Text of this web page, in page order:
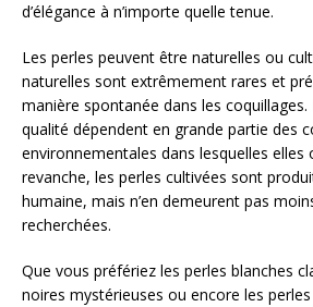
d’élégance à n’importe quelle tenue.
Les perles peuvent être naturelles ou
naturelles sont extrêmement rares et
manière spontanée dans les
qualité dépendent en grande partie des
environnementales dans lesquelles elles
revanche, les perles cultivées sont
humaine, mais n’en demeurent pas
recherchées.
Que vous préfériez les perles blanches
noires mystérieuses ou encore les